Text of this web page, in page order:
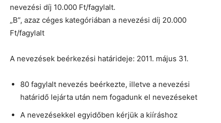
nevezési díj 10.000 Ft/fagylalt.
„B”, azaz céges kategóriában a nevezési díj 20.000
Ft/fagylalt
A nevezések beérkezési határideje: 2011. május 31.
80 fagylalt nevezés beérkezte, illetve a nevezési
határidő lejárta után nem fogadunk el nevezéseket
A nevezésekkel egyidőben kérjük a kiíráshoz